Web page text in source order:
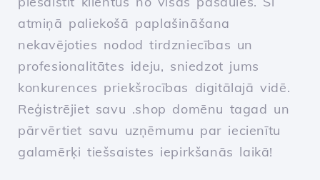
atmiņā paliekošā paplašināšana
nekavējoties nodod tirdzniecības un
profesionalitātes ideju, sniedzot jums
konkurences priekšrocības digitālajā vidē.
Reģistrējiet savu .shop domēnu tagad un
pārvērtiet savu uzņēmumu par iecienītu
galamērķi tiešsaistes iepirkšanās laikā!